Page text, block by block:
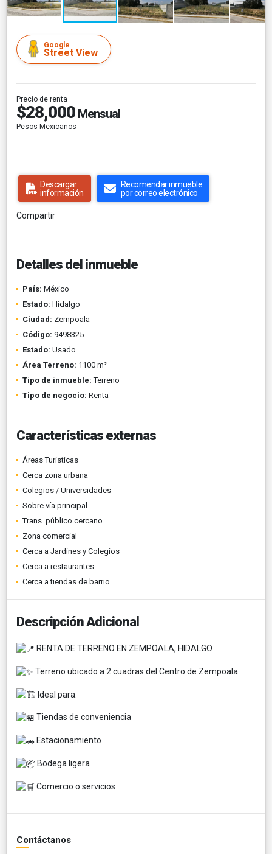
Google
Street View
Precio de renta
$28,000 Mensual
Pesos Mexicanos
Descargar
información
Recomendar inmueble
por correo electrónico
Compartir
Detalles del inmueble
País: México
Estado: Hidalgo
Ciudad: Zempoala
Código: 9498325
Estado: Usado
Área Terreno: 1100 m²
Tipo de inmueble: Terreno
Tipo de negocio: Renta
Características externas
Áreas Turísticas
Cerca zona urbana
Colegios / Universidades
Sobre vía principal
Trans. público cercano
Zona comercial
Cerca a Jardines y Colegios
Cerca a restaurantes
Cerca a tiendas de barrio
Descripción Adicional
RENTA DE TERRENO EN ZEMPOALA, HIDALGO
Terreno ubicado a 2 cuadras del Centro de Zempoala
Ideal para:
Tiendas de conveniencia
Estacionamiento
Bodega ligera
Comercio o servicios
Contáctanos